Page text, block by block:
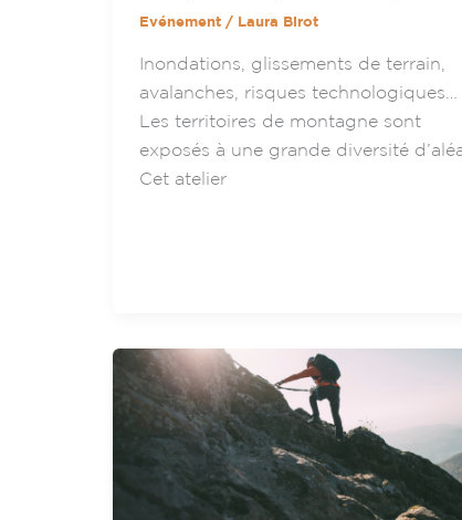
Evénement / Laura Birot
Inondations, glissements de terrain,
avalanches, risques technologiques…
Les territoires de montagne sont
exposés à une grande diversité
Cet atelier